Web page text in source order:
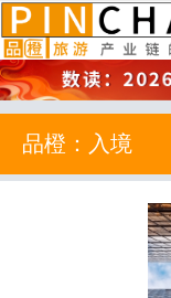
品橙旅游
品橙：入境